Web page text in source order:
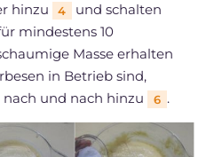
hinzu 4
und schalten
mindestens 10
Masse erhalten
in Betrieb sind,
nach und nach hinzu
6 .